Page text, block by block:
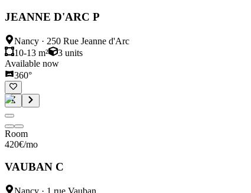
JEANNE D'ARC P
Nancy · 250 Rue Jeanne d'Arc
10-13 m²
3 units
Available now
360°
Room
420€/mo
VAUBAN C